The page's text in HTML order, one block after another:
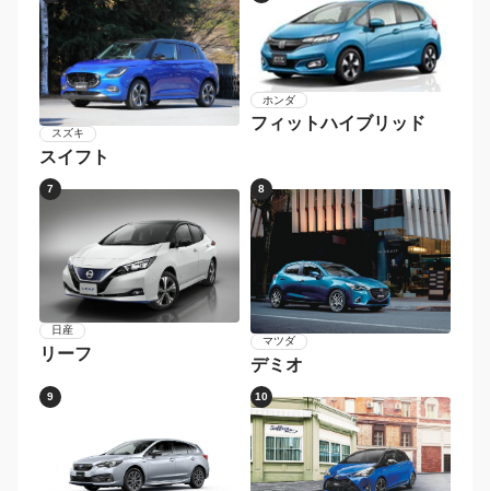
スズキ
スイフト
ホンダ
フィットハイブリッド
7
日産
リーフ
8
マツダ
デミオ
9 10